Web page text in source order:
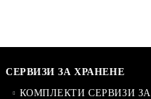
СЕРВИЗИ ЗА ХРАНЕНЕ
КОМПЛЕКТИ СЕРВИЗИ ЗА